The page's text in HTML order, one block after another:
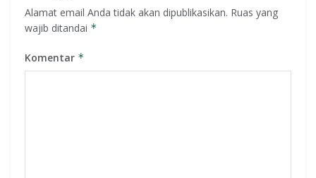
Alamat email Anda tidak akan dipublikasikan. Ruas yang
wajib ditandai *
Komentar *